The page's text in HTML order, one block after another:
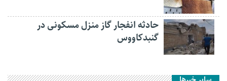
حادثه انفجار گاز منزل مسکونی در
گنبدکاووس